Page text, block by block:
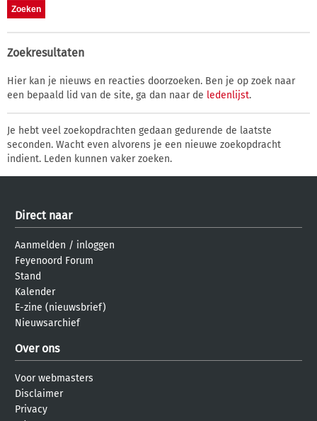
Zoekresultaten
Hier kan je nieuws en reacties doorzoeken. Ben je op zoek naar
een bepaald lid van de site, ga dan naar de ledenlijst.
Je hebt veel zoekopdrachten gedaan gedurende de laatste
seconden. Wacht even alvorens je een nieuwe zoekopdracht
indient. Leden kunnen vaker zoeken.
Direct naar
Aanmelden / inloggen
Feyenoord Forum
Stand
Kalender
E-zine (nieuwsbrief)
Nieuwsarchief
Over ons
Voor webmasters
Disclaimer
Privacy